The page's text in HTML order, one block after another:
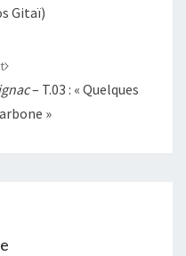
Gitaï)
– T.03 : « Quelques
»